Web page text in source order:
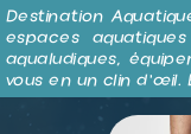
Destination
espaces
aqualudiques,
vous en un clin d’œil.
Panneau de gestion